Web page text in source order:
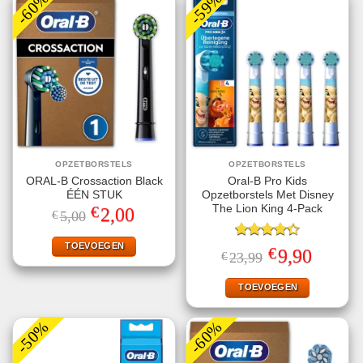
-60%
OPZETBORSTELS
ORAL-B Crossaction Black
ÉÉN STUK
€5,00 Oorspronkelijke
prijs
was:
€5,00.
€2,00
is:
€2,00.
TOEVOEGEN
-59%
OPZETBORSTELS
Oral-B Pro Kids
Opzetborstels Met Disney
The Lion King 4-Pack
Gewaardeerd
4.33uit 5
€23,99 Oorspronkelijke
prijs
was:
€23,99.
€9,90Huidige
prijs
TOEVOEGEN
-50% -60%